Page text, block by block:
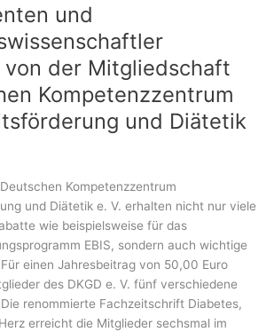
und
der Mitgliedschaft
Kompetenzzentrum
und Diätetik
Kompetenzzentrum
und Diätetik e. V. erhalten nicht nur viele
wie beispielsweise für das
EBIS, sondern auch wichtige
einen Jahresbeitrag von 50,00 Euro
des DKGD e. V. fünf verschiedene
renommierte Fachzeitschrift Diabetes,
erreicht die Mitglieder sechsmal im